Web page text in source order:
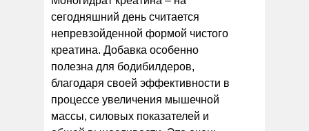
сегодняшний день считается
непревзойденной формой чистого
креатина. Добавка особенно
полезна для бодибилдеров,
благодаря своей эффективности в
процессе увеличения мышечной
массы, силовых показателей и